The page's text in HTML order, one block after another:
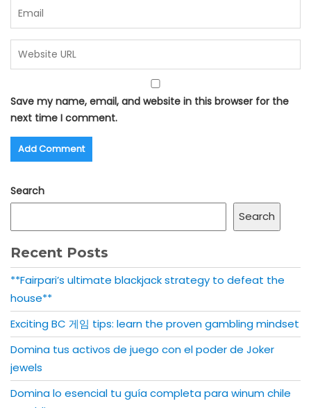
Save my name, email, and website in this browser for the
next time I comment.
Search
Search
Recent Posts
**Fairpari’s ultimate blackjack strategy to defeat the
house**
Exciting BC 게임 tips: learn the proven gambling mindset
Domina tus activos de juego con el poder de Joker
jewels
Domina lo esencial tu guía completa para winum chile